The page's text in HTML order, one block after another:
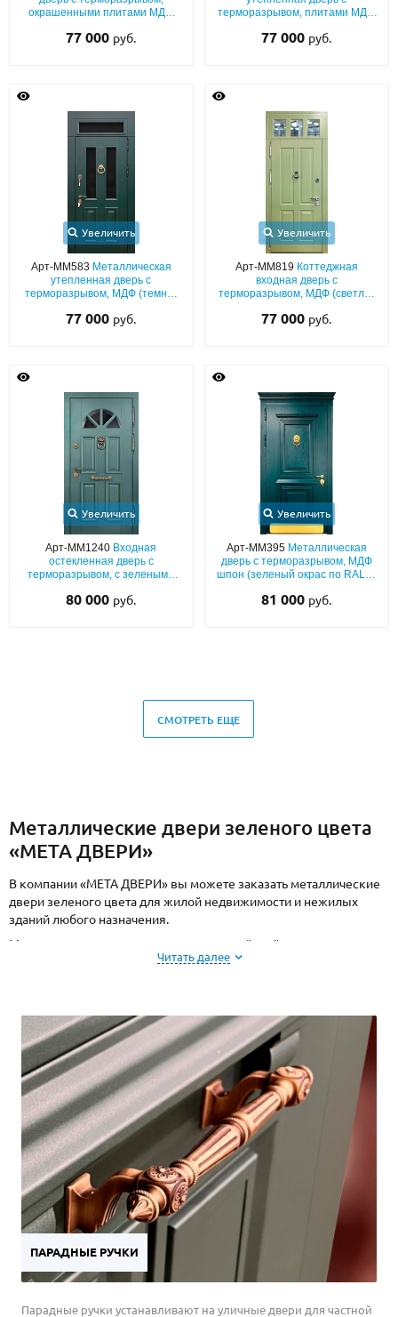
окрашенными плитами МДФ
багетным раскладом и
77 000 руб.
терморазрывом, плитами МДФ
окрас по RAL) с фрамугой,
77 000 руб.
Увеличить
Арт-ММ583 Металлическая
утепленная дверь с
терморазрывом, МДФ (темно-
багетной раскладкой, стеклом,
77 000 руб.
Увеличить
Арт-ММ819 Коттеджная
входная дверь с
терморазрывом, МДФ (светло-
стеклом во фрамуге и кнокером
77 000 руб.
Увеличить
Арт-ММ1240 Входная
остекленная дверь с
терморазрывом, с зелеными
багетом и кнокером
80 000 руб.
Увеличить
Арт-ММ395 Металлическая
дверь с терморазрывом, МДФ
шпон (зеленый окрас по RAL) с
кнокером и отбойником из
81 000 руб.
СМОТРЕТЬ ЕЩЕ
Металлические двери зеленого цвета
«МЕТА ДВЕРИ»
В компании «МЕТА ДВЕРИ» вы можете заказать металлические
двери зеленого цвета для жилой недвижимости и нежилых
зданий любого назначения.
Мы производим двери на заказ из российской стали.
Собственные производственные мощности позволяют
профессионалов выполнит качественный и аккуратный монтаж
на объектах заказчиков.
Читать далее
ПАРАДНЫЕ РУЧКИ
Парадные ручки устанавливают на уличные двери для частной